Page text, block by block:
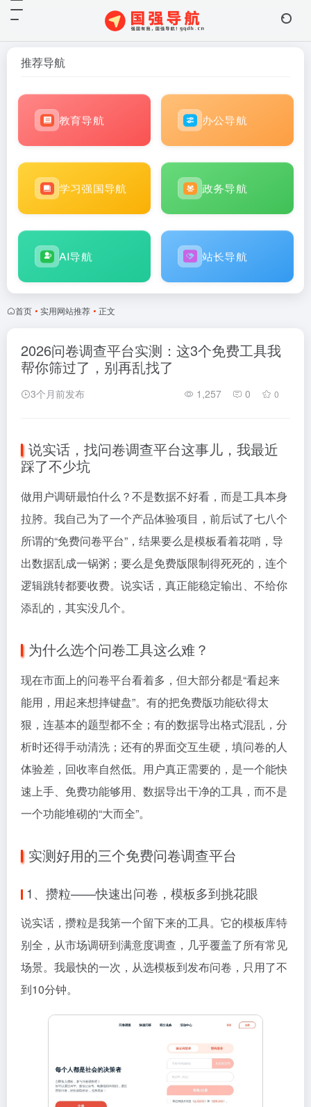
推荐导航
教育导航 办公导航
学习强国导航 政务导航
AI导航 站长导航
首页 • 实用网站推荐 • 正文
2026问卷调查平台实测：这3个免费工具我
帮你筛过了，别再乱找了
3个月前发布 1,257 0 0
说实话，找问卷调查平台这事儿，我最近
踩了不少坑
做用户调研最怕什么？不是数据不好看，而是工具本身
拉胯。我自己为了一个产品体验项目，前后试了七八个
所谓的“免费问卷平台”，结果要么是模板看着花哨，导
出数据乱成一锅粥；要么是免费版限制得死死的，连个
逻辑跳转都要收费。说实话，真正能稳定输出、不给你
添乱的，其实没几个。
为什么选个问卷工具这么难？
现在市面上的问卷平台看着多，但大部分都是“看起来
能用，用起来想摔键盘”。有的把免费版功能砍得太
狠，连基本的题型都不全；有的数据导出格式混乱，分
析时还得手动清洗；还有的界面交互生硬，填问卷的人
体验差，回收率自然低。用户真正需要的，是一个能快
速上手、免费功能够用、数据导出干净的工具，而不是
一个功能堆砌的“大而全”。
实测好用的三个免费问卷调查平台
1、攒粒——快速出问卷，模板多到挑花眼
说实话，攒粒是我第一个留下来的工具。它的模板库特
别全，从市场调研到满意度调查，几乎覆盖了所有常见
场景。我最快的一次，从选模板到发布问卷，只用了不
到10分钟。